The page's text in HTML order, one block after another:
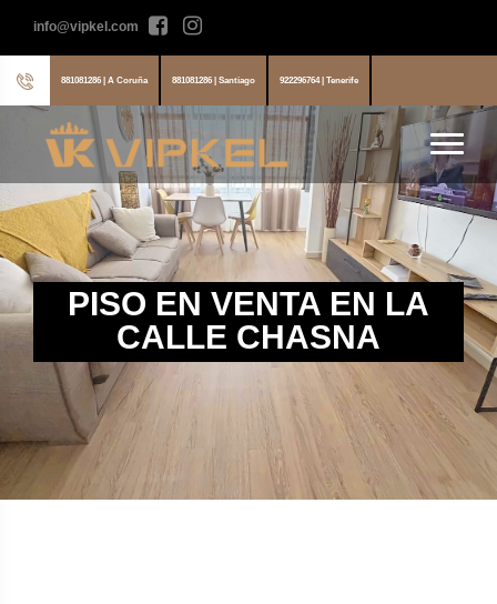
info@vipkel.com
881081286 | A Coruña 881081286 | Santiago 922296764 | Tenerife
PISO EN VENTA EN LA
CALLE CHASNA